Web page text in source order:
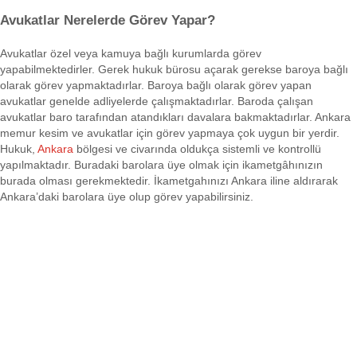
Avukatlar Nerelerde Görev Yapar?
Avukatlar özel veya kamuya bağlı kurumlarda görev
yapabilmektedirler. Gerek hukuk bürosu açarak gerekse baroya bağlı
olarak görev yapmaktadırlar. Baroya bağlı olarak görev yapan
avukatlar genelde adliyelerde çalışmaktadırlar. Baroda çalışan
avukatlar baro tarafından atandıkları davalara bakmaktadırlar. Ankara
memur kesim ve avukatlar için görev yapmaya çok uygun bir yerdir.
Hukuk, Ankara bölgesi ve civarında oldukça sistemli ve kontrollü
yapılmaktadır. Buradaki barolara üye olmak için ikametgâhınızın
burada olması gerekmektedir. İkametgahınızı Ankara iline aldırarak
Ankara’daki barolara üye olup görev yapabilirsiniz.